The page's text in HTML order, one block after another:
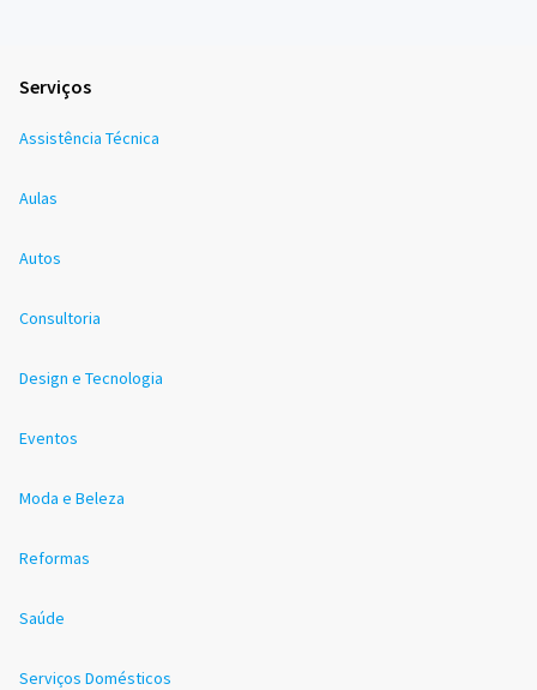
Serviços
Assistência Técnica
Aulas
Autos
Consultoria
Design e Tecnologia
Eventos
Moda e Beleza
Reformas
Saúde
Serviços Domésticos